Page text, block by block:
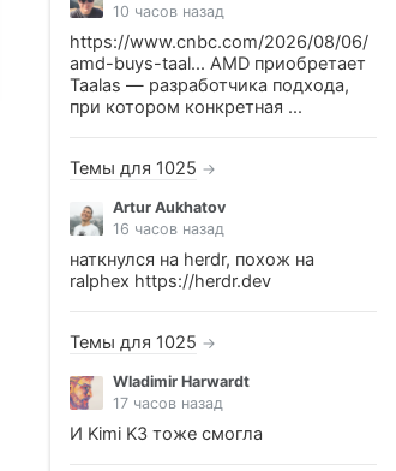
10 часов назад
https://www.cnbc.com/2026/08/06/
amd-buys-taal... AMD приобретает
Taalas — разработчика подхода,
при котором конкретная ...
Темы для 1025 →
Artur Aukhatov
16 часов назад
наткнулся на herdr, похож на
ralphex https://herdr.dev
Темы для 1025 →
Wladimir Harwardt
17 часов назад
И Kimi K3 тоже смогла